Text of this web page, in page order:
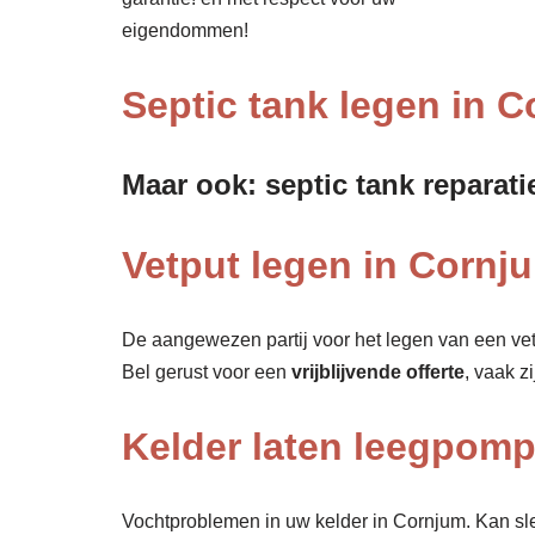
eigendommen!
Septic tank legen in
Maar ook: septic tank
Vetput legen in
De aangewezen partij voor het legen van een
Bel gerust voor een vrijblijvende offerte, vaak
Kelder laten
Vochtproblemen in uw kelder in Cornjum. Kan